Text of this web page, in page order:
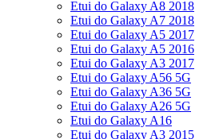
Etui do Galaxy A8 2018
Etui do Galaxy A7 2018
Etui do Galaxy A5 2017
Etui do Galaxy A5 2016
Etui do Galaxy A3 2017
Etui do Galaxy A56 5G
Etui do Galaxy A36 5G
Etui do Galaxy A26 5G
Etui do Galaxy A16
Etui do Galaxy A3 2015